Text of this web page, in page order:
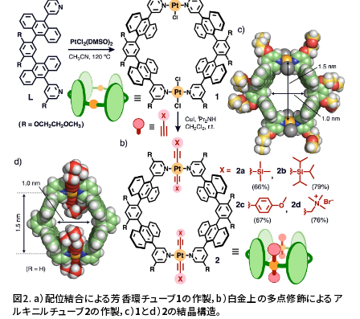
図2. a）配位結合による芳香環チューブ1の作製，b）白金上の多点修飾によるア
ルキニルチューブ2の作製，c）1とd）2の結晶構造。